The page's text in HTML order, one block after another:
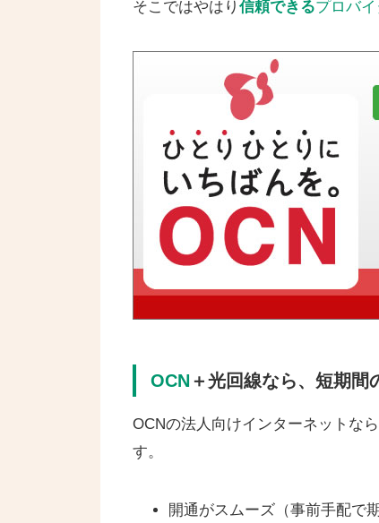
そこではやはり 信頼できるプロバ
OCN＋光回線なら、短期間
OCNの法人向けインターネットな
す。
開通がスムーズ（事前手配で